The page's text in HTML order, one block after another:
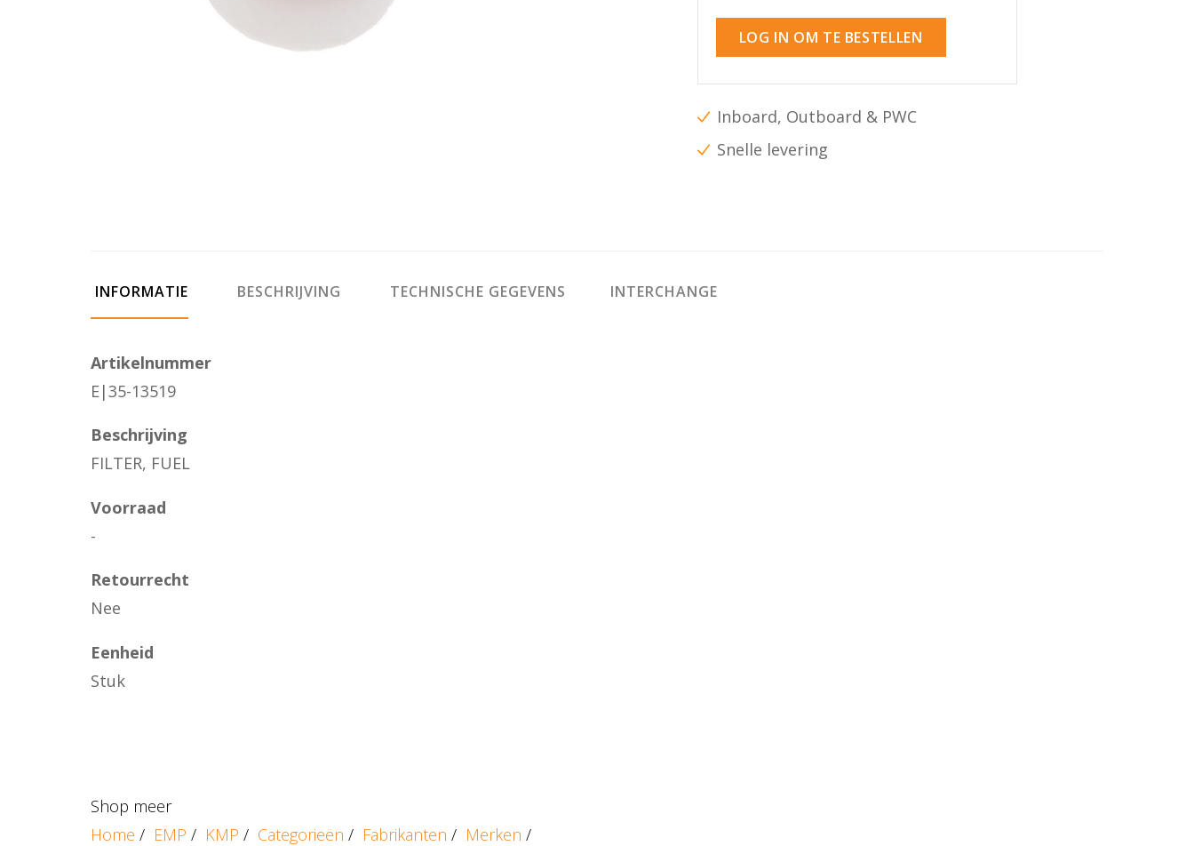
LOG IN OM TE BESTELLEN
Inboard, Outboard & PWC
Snelle levering
INFORMATIE BESCHRIJVING TECHNISCHE GEGEVENS INTERCHANGE
Artikelnummer
E|35-13519
Beschrijving
FILTER, FUEL
Voorraad
-
Retourrecht
Nee
Eenheid
Stuk
Shop meer
Home / EMP / KMP / Categorieën / Fabrikanten / Merken /